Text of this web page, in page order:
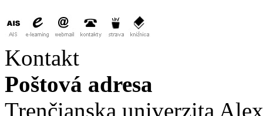
Kontakt
Poštová adresa
Trenčianska univerzita